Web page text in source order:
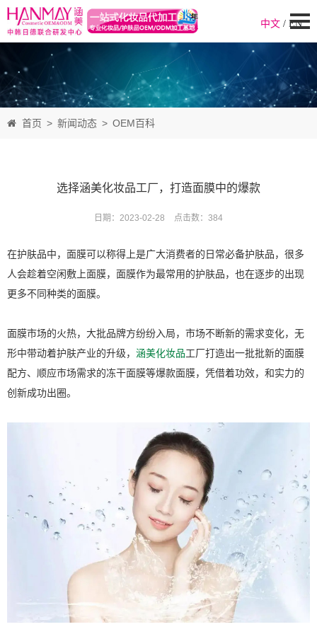
中文 / EN
首页 > 新闻动态 > OEM百科
选择涵美化妆品工厂，打造面膜中的爆款
日期：2023-02-28 点击数： 384
在护肤品中，面膜可以称得上是广大消费者的日常必备护肤品，很多
人会趁着空闲敷上面膜，面膜作为最常用的护肤品，也在逐步的出现
更多不同种类的面膜。
面膜市场的火热，大批品牌方纷纷入局，市场不断新的需求变化，无
形中带动着护肤产业的升级， 涵美化妆品工厂打造出一批批新的面膜
配方、顺应市场需求的冻干面膜等爆款面膜，凭借着功效，和实力的
创新成功出圈。